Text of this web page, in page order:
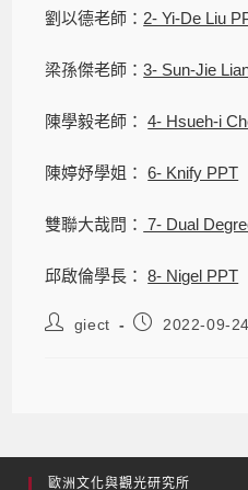
劉以德老師： 2- Yi-De Liu
梁孫傑老師：3- Sun-Jie
陳學毅老師：4- Hsueh-i
陳婷妤學姐：6- Knify PPT
雙聯大哉問： 7- Dual
邱啟倫學長：8- Nigel PPT
giect 2022-09-24
歐洲文化與觀光研究所